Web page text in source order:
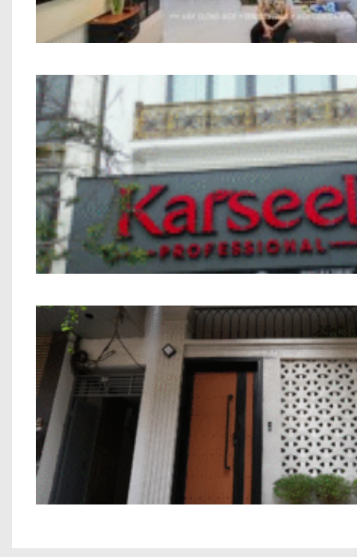
Thi công trọn gói công trình Anh Trung
Nhà phố Kết hợp Kinh Doanh Chú Bính
Nhà Phố 7 Tầng Chú Thắng Thanh